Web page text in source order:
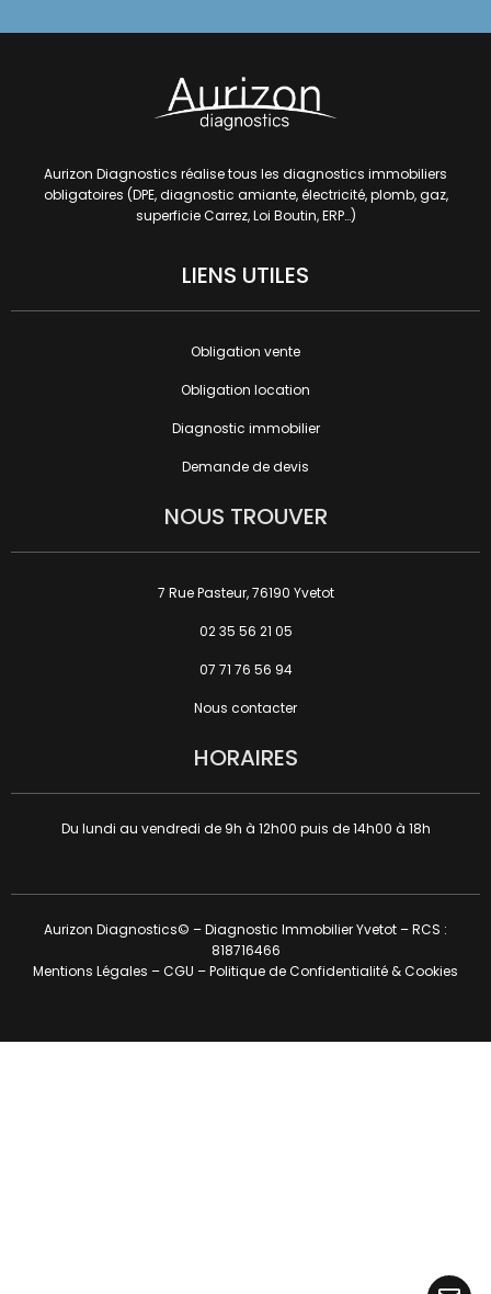
Aurizon Diagnostics réalise tous les diagnostics immobiliers
obligatoires (DPE, diagnostic amiante, électricité, plomb, gaz,
superficie Carrez,Loi Boutin, ERP…)
LIENS UTILES
Obligation vente
Obligation location
Diagnostic immobilier
Demande de devis
NOUS TROUVER
7 Rue Pasteur, 76190 Yvetot
02 35 56 21 05
07 71 76 56 94
Nous contacter
HORAIRES
Du lundi au vendredi de 9h à 12h00 puis de 14h00 à 18h
Aurizon Diagnostics© – Diagnostic Immobilier Yvetot – RCS :
818716466
Mentions Légales –CGU –Politique de Confidentialité & Cookies